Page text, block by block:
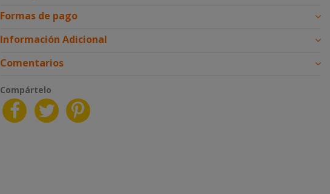
Formas de pago
Información Adicional
Comentarios
Compártelo